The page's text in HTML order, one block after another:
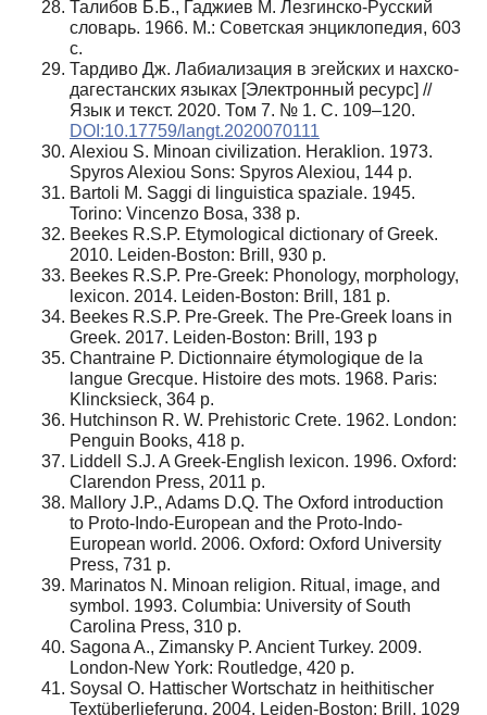
Талибов Б.Б., Гаджиев М. Лезгинско-Русский
словарь. 1966. М.: Советская энциклопедия, 603
с.
Тардиво Дж. Лабиализация в эгейских и нахско-
дагестанских языках [Электронный ресурс] //
Язык и текст. 2020. Том 7. № 1. С. 109–120.
DOI:10.17759/langt.2020070111
Alexiou S. Minoan civilization. Heraklion. 1973.
Spyros Alexiou Sons: Spyros Alexiou, 144 p.
Bartoli M. Saggi di linguistica spaziale. 1945.
Torino: Vincenzo Bosa, 338 p.
Beekes R.S.P. Etymological dictionary of Greek.
2010. Leiden-Boston: Brill, 930 p.
Beekes R.S.P. Pre-Greek: Phonology, morphology,
lexicon. 2014. Leiden-Boston: Brill, 181 p.
Beekes R.S.P. Pre-Greek. The Pre-Greek loans in
Greek. 2017. Leiden-Boston: Brill, 193 p
Chantraine P. Dictionnaire étymologique de la
langue Grecque. Histoire des mots. 1968. Paris:
Klincksieck, 364 p.
Hutchinson R. W. Prehistoric Crete. 1962. London:
Penguin Books, 418 p.
Liddell S.J. A Greek-English lexicon. 1996. Oxford:
Clarendon Press, 2011 p.
Mallory J.P., Adams D.Q. The Oxford introduction
to Proto-Indo-European and the Proto-Indo-
European world. 2006. Oxford: Oxford University
Press, 731 p.
Marinatos N. Minoan religion. Ritual, image, and
symbol. 1993. Columbia: University of South
Carolina Press, 310 p.
Sagona A., Zimansky P. Ancient Turkey. 2009.
London-New York: Routledge, 420 p.
Soysal O. Hattischer Wortschatz in heithitischer
Textüberlieferung. 2004. Leiden-Boston: Brill, 1029